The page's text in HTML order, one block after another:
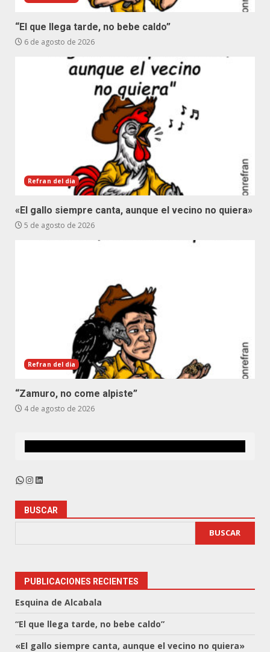
“El que llega tarde, no bebe caldo”
6 de agosto de 2026
Refran del dia
«El gallo siempre canta, aunque el vecino no quiera»
5 de agosto de 2026
Refran del dia
“Zamuro, no come alpiste”
4 de agosto de 2026
WhatsApp
Instagram
LinkedIn
BUSCAR
BUSCAR
PUBLICACIONES RECIENTES
Esquina de Alcabala
“El que llega tarde, no bebe caldo”
«El gallo siempre canta, aunque el vecino no quiera»